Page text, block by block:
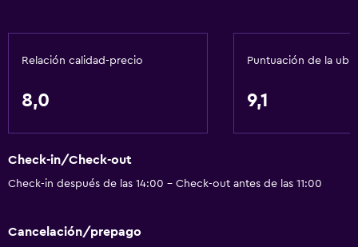
Relación calidad-precio
8,0
Puntuación de la
9,1
Check-in/Check-out
Check-in después de las 14:00 - Check-out antes de las 11:00
Cancelación/prepago